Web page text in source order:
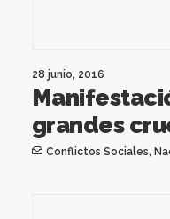
28 junio, 2016
grandes
Conflictos Sociales,